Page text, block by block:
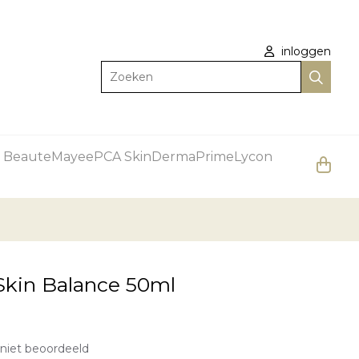
inloggen
Zoeken
BeauteMayeePCA SkinDermaPrimeLycon
Balance 50ml
beoordeeld